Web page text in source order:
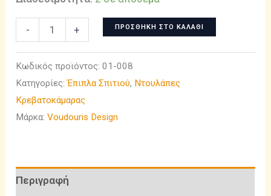
-
Ντουλάπα
Μελαμίνης
#0084
+ ΠΡΟΣΘΉΚΗ ΣΤΟ ΚΑΛΆΘΙ
Κωδικός προϊόντος:01-008
Κατηγορίες:Έπιπλα Σπιτιού, Ντουλάπες
Κρεβατοκάμαρας
Μάρκα:Voudouris Design
Περιγραφή